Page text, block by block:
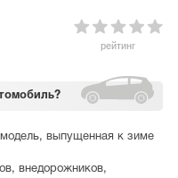
рейтинг
выпущенная к зиме
внедорожников,